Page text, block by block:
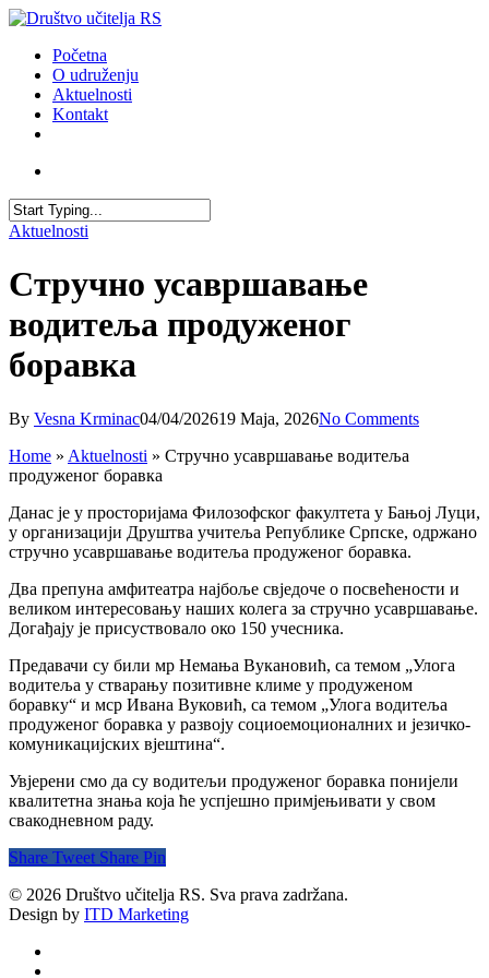
Skip
main
content
account
Menu
Početna
O udruženju
Aktuelnosti
Kontakt
Close
Aktuelnosti
Стручно усавршавање
водитеља продуженог
боравка
By Vesna Krminac04/04/202619 Maja, 2026No Comments
Home » Aktuelnosti » Стручно усавршавање водитеља
продуженог боравка
Данас је у просторијама Филозофског факултета у Бањој Луци,
у организацији Друштва учитеља Републике Српске, одржано
стручно усавршавање водитеља продуженог боравка.
Два препуна амфитеатра најбоље свједоче о посвећености и
великом интересовању наших колега за стручно усавршавање.
Догађају је присуствовало око 150 учесника.
Предавачи су били мр Немања Вукановић, са темом „Улога
водитеља у стварању позитивне климе у продуженом
боравку“ и мср Ивана Вуковић, са темом „Улога водитеља
продуженог боравка у развоју социоемоционалних и језичко-
комуникацијских вјештина“.
Увјерени смо да су водитељи продуженог боравка понијели
квалитетна знања која ће успјешно примјењивати у свом
свакодневном раду.
Share Tweet Share Pin
© 2026 Društvo učitelja RS. Sva prava zadržana.
Design by ITD Marketing